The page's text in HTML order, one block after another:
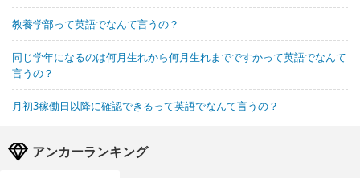
教養学部って英語でなんて言うの？
同じ学年になるのは何月生れから何月生れまでですかって英語でなんて
言うの？
月初3稼働日以降に確認できるって英語でなんて言うの？
アンカーランキング